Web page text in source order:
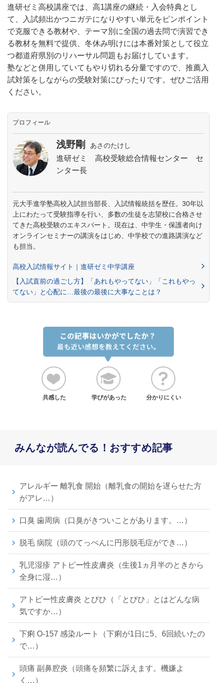
進研ゼミ高校講座では、高1講座の継続・入会特典とし
て、入試頻出かつニガテになりやすい単元をピンポイント
で克服できる教材や、テーマ別に全国の過去問で演習でき
る教材を無料で提供、冬休み明けには本番対策として役立
つ都道府県別のリハーサル問題もお届けしています。
塾などと併用していてもやり切れる分量ですので、推薦入
試対策をしながらの受験対策にぴったりです。ぜひご活用
ください。
プロフィール
浅野剛 あさのたけし
進研ゼミ 高校受験総合情報センター セ
ンター長
元大手進学塾高校入試担当部長、入試情報統括を歴任。30年以
上にわたって受験指導を行い、多数の生徒を志望校に合格させ
てきた高校受験のエキスパート。現在は、中学生・保護者向け
オンラインセミナーの講演をはじめ、中学校での進路講演など
も担当。
高校入試情報サイト｜進研ゼミ中学講座
【入試直前の過ごし方】「あれもやってない」「これもやっ
てない」と心配に…最後の最後に大事なことは？
共感した 学びがあった 分かりにくい
みんなが読んでる！おすすめ記事
アレルギー 離乳食 開始（離乳食の開始を遅らせた方
がアレ…）
口臭 歯周病（口臭がきついことがあります。…）
脱毛 病院（頭のてっぺんに円形脱毛症ができ…）
乳児湿疹 アトピー性皮膚炎（生後1ヵ月半のときから
全身に湿…）
アトピー性皮膚炎 とびひ（「とびひ」とはどんな病
気ですか…）
下痢 O-157 感染ルート（下痢が1日に5、6回続いたの
で…）
頭痛 副鼻腔炎（頭痛を頻繁に訴えます。機嫌よ
く…）